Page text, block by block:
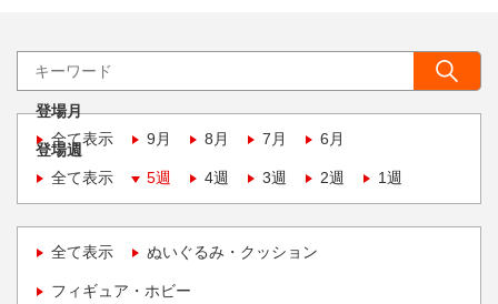
登場月
全て表示
9月 8月 7月 6月
登場週
全て表示
5週 4週 3週 2週 1週
全て表示 ぬいぐるみ・クッション
フィギュア・ホビー